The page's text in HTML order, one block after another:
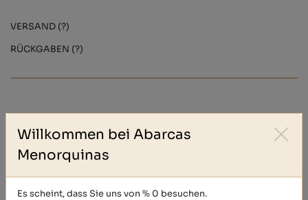
VERSAND (?)
RÜCKGABEN (?)
Andere haben auch gekauft
Willkommen bei Abarcas
Menorquinas
Es scheint, dass Sie uns von % 0 besuchen.